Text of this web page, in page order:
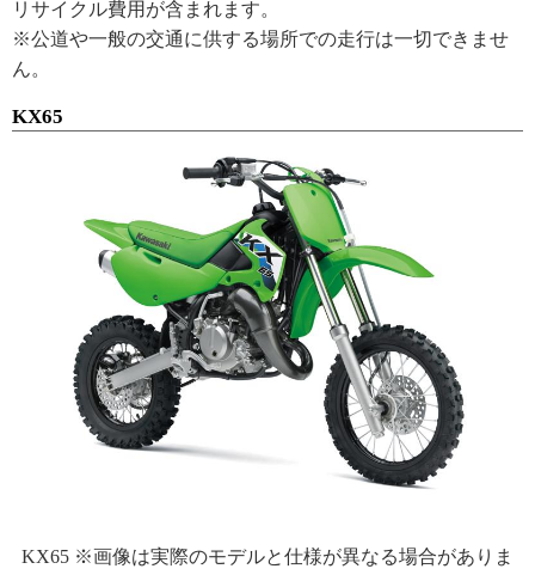
リサイクル費用が含まれます。
※公道や一般の交通に供する場所での走行は一切できませ
ん。
KX65
KX65 ※画像は実際のモデルと仕様が異なる場合がありま